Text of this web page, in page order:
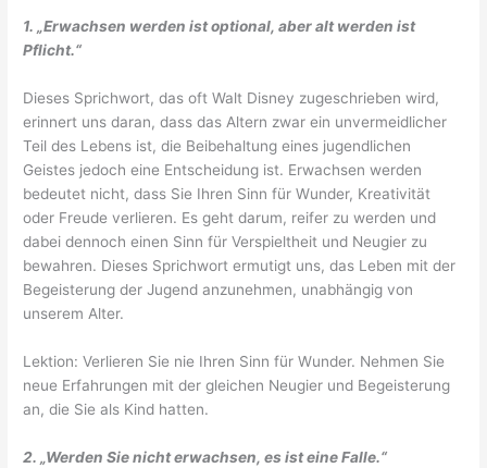
1. „Erwachsen werden ist optional, aber alt werden ist
Pflicht.“
Dieses Sprichwort, das oft Walt Disney zugeschrieben wird,
erinnert uns daran, dass das Altern zwar ein unvermeidlicher
Teil des Lebens ist, die Beibehaltung eines jugendlichen
Geistes jedoch eine Entscheidung ist. Erwachsen werden
bedeutet nicht, dass Sie Ihren Sinn für Wunder, Kreativität
oder Freude verlieren. Es geht darum, reifer zu werden und
dabei dennoch einen Sinn für Verspieltheit und Neugier zu
bewahren. Dieses Sprichwort ermutigt uns, das Leben mit der
Begeisterung der Jugend anzunehmen, unabhängig von
unserem Alter.
Lektion: Verlieren Sie nie Ihren Sinn für Wunder. Nehmen Sie
neue Erfahrungen mit der gleichen Neugier und Begeisterung
an, die Sie als Kind hatten.
2. „Werden Sie nicht erwachsen, es ist eine Falle.“